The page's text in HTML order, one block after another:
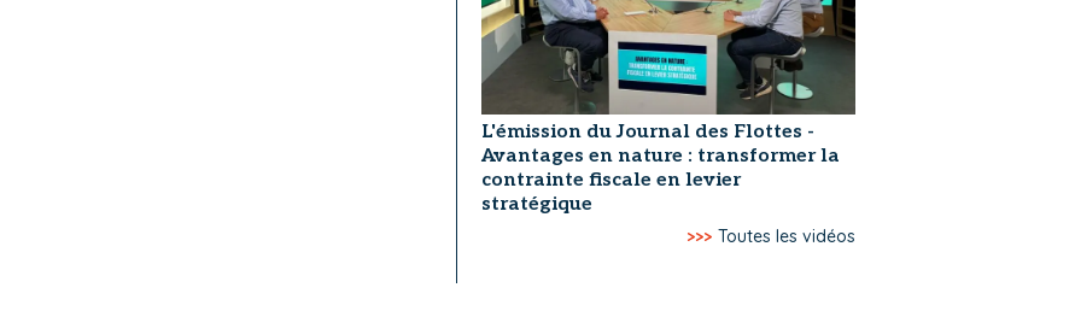
L'émission du Journal des Flottes -
Avantages en nature : transformer la
contrainte fiscale en levier
stratégique
>>> Toutes les vidéos